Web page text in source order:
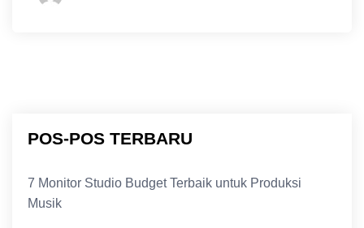
POS-POS TERBARU
7 Monitor Studio Budget Terbaik untuk Produksi
Musik